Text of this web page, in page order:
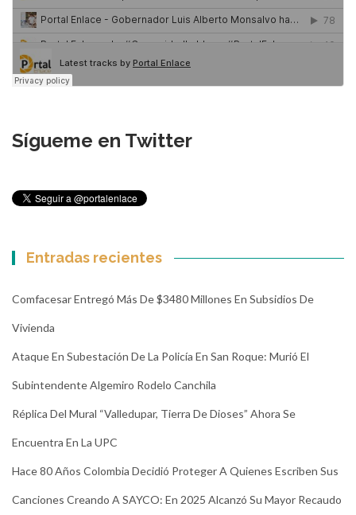
Sígueme en Twitter
Entradas recientes
Comfacesar Entregó Más De $3480 Millones En Subsidios De
Vivienda
Ataque En Subestación De La Policía En San Roque: Murió El
Subintendente Algemiro Rodelo Canchila
Réplica Del Mural “Valledupar, Tierra De Dioses” Ahora Se
Encuentra En La UPC
Hace 80 Años Colombia Decidió Proteger A Quienes Escriben Sus
Canciones Creando A SAYCO: En 2025 Alcanzó Su Mayor Recaudo